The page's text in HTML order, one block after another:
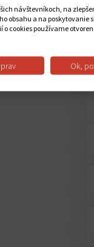
návštevníkoch, na
obsahu a na poskytovanie
cookies používame
Ok,